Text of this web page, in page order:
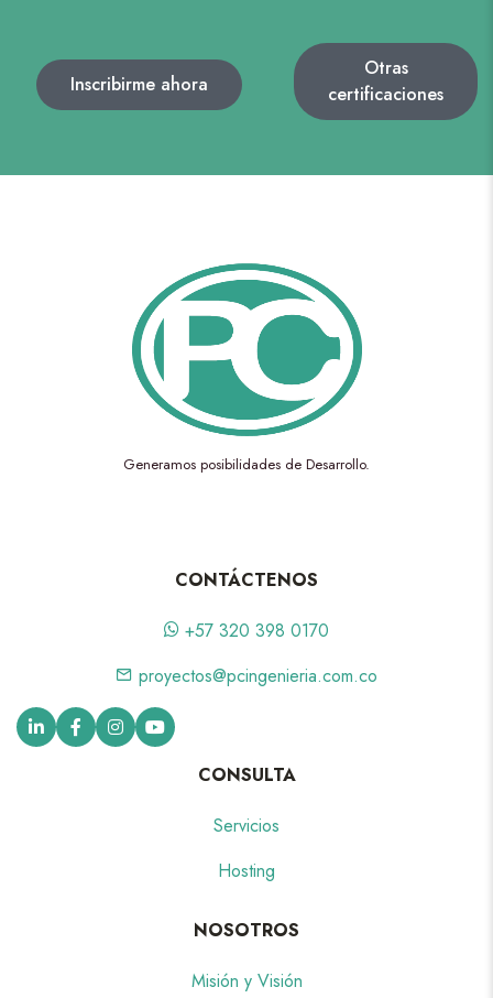
Inscribirme ahora
Otras
certificaciones
Generamos posibilidades de Desarrollo.
CONTÁCTENOS
+57 320 398 0170
proyectos@pcingenieria.com.co
CONSULTA
Servicios
Hosting
NOSOTROS
Misión y Visión